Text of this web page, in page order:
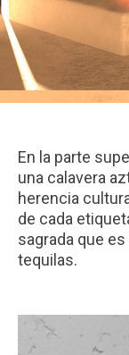
En la parte
una calavera
herencia
de cada
sagrada que
tequilas.